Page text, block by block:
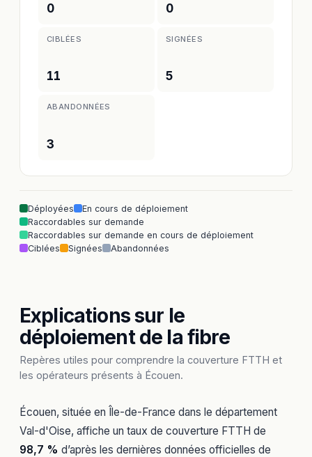
0 0
CIBLÉES
11
SIGNÉES
5
ABANDONNÉES
3
Déployées
En cours de déploiement
Raccordables sur demande
Raccordables sur demande en cours de déploiement
Ciblées
Signées Abandonnées
Explications sur le
déploiement de la fibre
Repères utiles pour comprendre la couverture FTTH et
les opérateurs présents à Écouen.
Écouen, située en Île-de-France dans le département
Val-d'Oise, affiche un taux de couverture FTTH de
98,7 % d’après les dernières données officielles de